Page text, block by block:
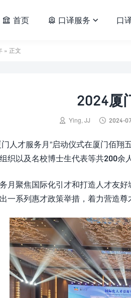
 首页  口译服务  口
» 正文
2024厦
 Ying, JJ  2024-
人才服务月”启动仪式在厦门佰
织以及名校博士生代表等共200余
月聚焦国际化引才和打造人才友
一系列惠才政策举措，着力营造尊